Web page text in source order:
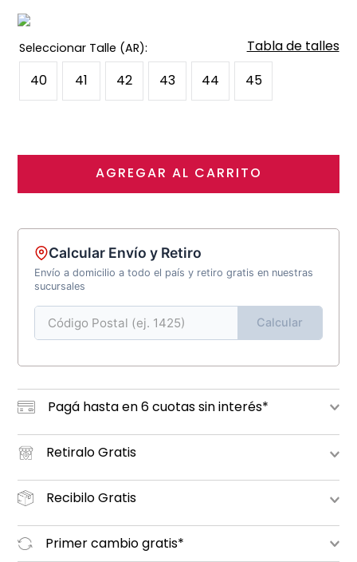
40 41 42 43 44 45
Tabla de talles
AGREGAR AL CARRITO
Calcular Envío y Retiro
Envío a domicilio a todo el país y retiro gratis en nuestras
sucursales
Calcular
Pagá hasta en 6 cuotas sin interés*
Retiralo Gratis
Recibilo Gratis
Primer cambio gratis*